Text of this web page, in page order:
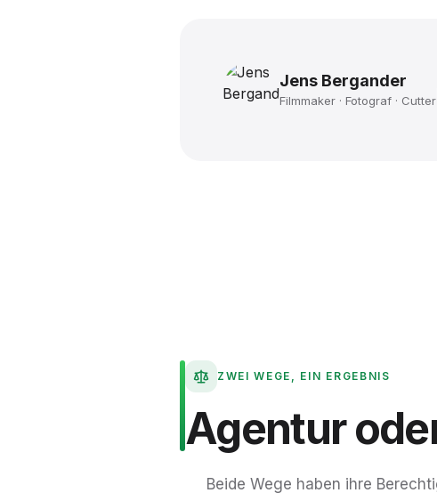
Jens Bergander
Filmmaker · Fotograf · Cutter
ZWEI WEGE, EIN ERGEBNIS
Agentur
Beide Wege haben ihre